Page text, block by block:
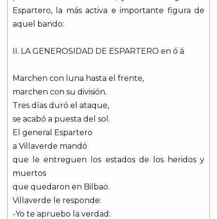
Espartero, la más activa e importante figura de
aquel bando:
II. LA GENEROSIDAD DE ESPARTERO en ó á
Marchen con luna hasta el frente,
marchen con su división.
Tres días duró el ataque,
se acabó a puesta del sol.
El general Espartero
a Villaverde mandó
que le entreguen los estados de los heridos y
muertos
que quedaron en Bilbao.
Villaverde le responde:
-Yo te apruebo la verdad: